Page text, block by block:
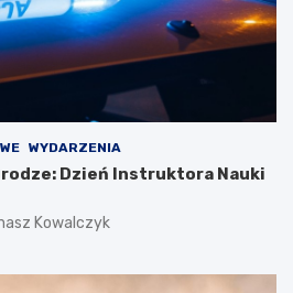
WYDARZENIA
Dzień Instruktora Nauki
Kowalczyk